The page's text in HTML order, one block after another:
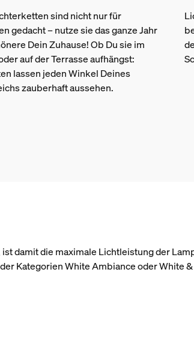
sind nicht nur für
gedacht – nutze sie das ganze Jahr
Dein Zuhause! Ob Du sie im
auf der Terrasse aufhängst:
lassen jeden Winkel Deines
zauberhaft aussehen.
damit die maximale Lichtleistung der
Kategorien White Ambiance oder White